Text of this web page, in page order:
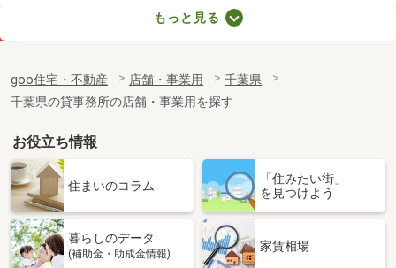
千葉県松戸市稔台７丁目
物件種別 貸店舗（建物一部）
使用面積
44m²
千葉県松戸市新松戸南１丁目
価 格
千葉県松戸市新松戸南１丁目
物件種別 貸店舗（建物一部）
使用面積
35.67m²
もっと見る
goo住宅・不動産 店舗・事業用
千葉県
千葉県の貸事務所の店舗・事業用を探す
お役立ち情報
住まいのコラム
「住みたい街」
を見つけよう
暮らしのデータ
(補助金・助成金情報)
家賃相場